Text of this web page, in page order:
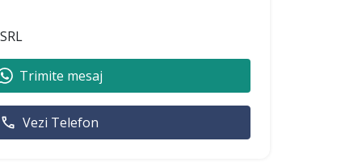
Trimite mesaj
Vezi Telefon